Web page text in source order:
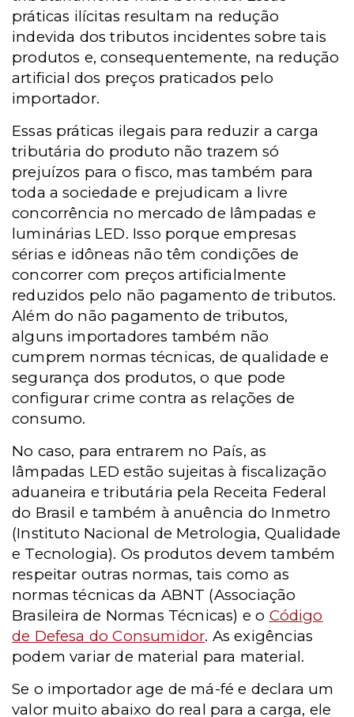
práticas ilícitas resultam na redução
indevida dos tributos incidentes sobre tais
produtos e, consequentemente, na redução
artificial dos preços praticados pelo
importador.
Essas práticas ilegais para reduzir a carga
tributária do produto não trazem só
prejuízos para o fisco, mas também para
toda a sociedade e prejudicam a livre
concorrência no mercado de lâmpadas e
luminárias LED. Isso porque empresas
sérias e idôneas não têm condições de
concorrer com preços artificialmente
reduzidos pelo não pagamento de tributos.
Além do não pagamento de tributos,
alguns importadores também não
cumprem normas técnicas, de qualidade e
segurança dos produtos, o que pode
configurar crime contra as relações de
consumo.
No caso, para entrarem no País, as
lâmpadas LED estão sujeitas à fiscalização
aduaneira e tributária pela Receita Federal
do Brasil e também à anuência do Inmetro
(Instituto Nacional de Metrologia, Qualidade
e Tecnologia). Os produtos devem também
respeitar outras normas, tais como as
normas técnicas da ABNT (Associação
Brasileira de Normas Técnicas) e o Código
de Defesa do Consumidor. As exigências
podem variar de material para material.
Se o importador age de má-fé e declara um
valor muito abaixo do real para a carga, ele